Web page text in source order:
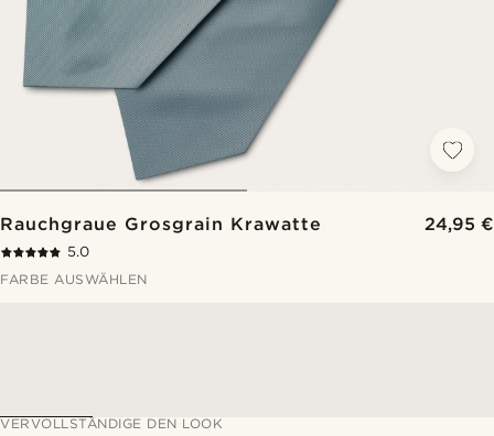
Rauchgraue Grosgrain Krawatte 24,95 €
5.0
FARBE AUSWÄHLEN
VERVOLLSTÄNDIGE DEN LOOK